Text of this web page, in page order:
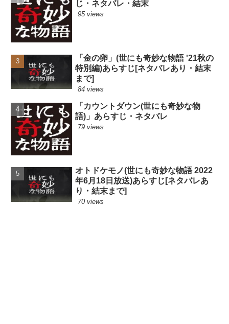
じ・ネタバレ・結末
95 views
「金の卵」(世にも奇妙な物語 '21秋の
特別編)あらすじ[ネタバレあり・結末
まで]
84 views
「カウントダウン(世にも奇妙な物
語)」あらすじ・ネタバレ
79 views
オトドケモノ(世にも奇妙な物語 2022
年6月18日放送)あらすじ[ネタバレあ
り・結末まで]
70 views